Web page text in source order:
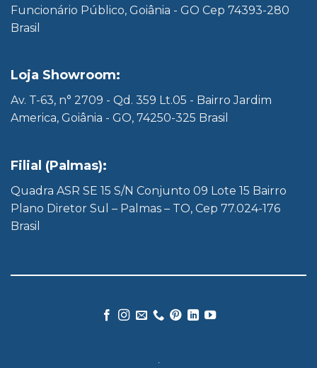
Funcionário Público, Goiânia - GO Cep 74393-280
Brasil
Loja Showroom:
Av. T-63, n° 2709 - Qd. 359 Lt.05 - Bairro Jardim
America, Goiânia - GO, 74250-325 Brasil
Filial (Palmas):
Quadra ASR SE 15 S/N Conjunto 09 Lote 15 Bairro
Plano Diretor Sul – Palmas – TO, Cep 77.024-176
Brasil